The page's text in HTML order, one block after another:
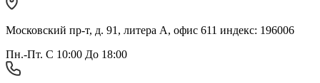
Московский пр-т, д. 91, литера А, офис 611 индекс: 196006
Пн.-Пт. С 10:00 До 18:00